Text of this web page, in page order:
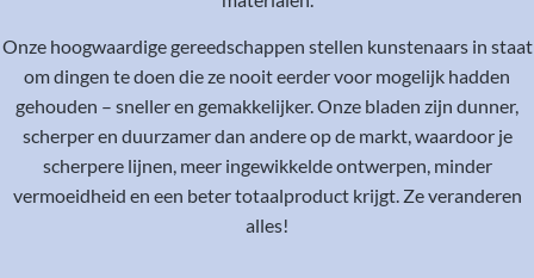
Onze hoogwaardige gereedschappen stellen kunstenaars in staat
om dingen te doen die ze nooit eerder voor mogelijk hadden
gehouden – sneller en gemakkelijker. Onze bladen zijn dunner,
scherper en duurzamer dan andere op de markt, waardoor je
scherpere lijnen, meer ingewikkelde ontwerpen, minder
vermoeidheid en een beter totaalproduct krijgt. Ze veranderen
alles!